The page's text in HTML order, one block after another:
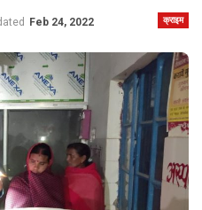
क्राइम
Feb 24, 2022